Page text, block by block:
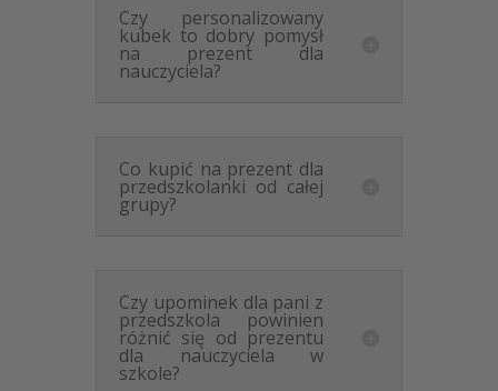
nauczyciela
Niezależnie od okazji,upominek dla cioci od
w formie ryflowanego kubka to zawsze
Kod produktu: Kubek coffee Combo-uchwyt i środek
różowy G004013226
Czy personalizowany
kubek to dobry pomysł
na prezent dla
nauczyciela?
Co kupić na prezent dla
przedszkolanki od całej
grupy?
Czy upominek dla pani z
przedszkola powinien
różnić się od prezentu
dla nauczyciela w
szkole?